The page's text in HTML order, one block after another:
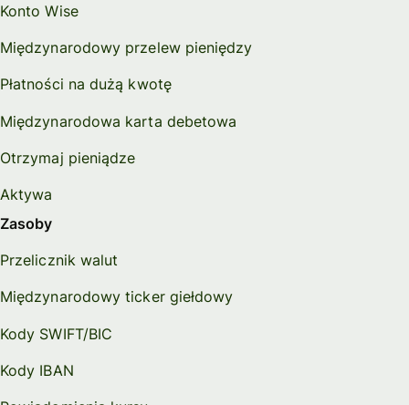
Konto Wise
Międzynarodowy przelew pieniędzy
Płatności na dużą kwotę
Międzynarodowa karta debetowa
Otrzymaj pieniądze
Aktywa
Zasoby
Przelicznik walut
Międzynarodowy ticker giełdowy
Kody SWIFT/BIC
Kody IBAN